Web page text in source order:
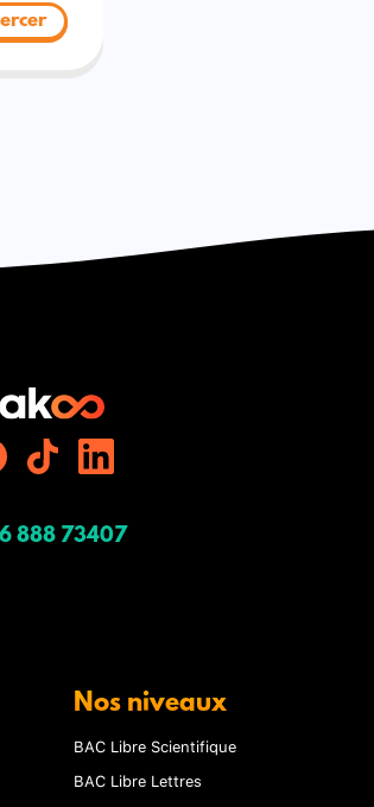
888 73407
Nos niveaux
BAC Libre Scientifique
BAC Libre Lettres